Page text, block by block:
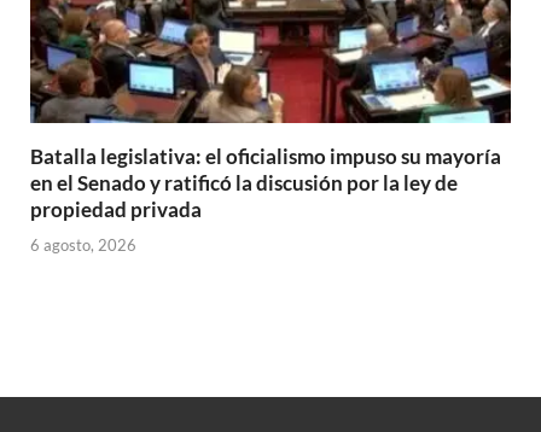
Batalla legislativa: el oficialismo impuso su mayoría
en el Senado y ratificó la discusión por la ley de
propiedad privada
6 agosto, 2026